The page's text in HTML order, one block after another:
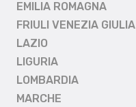
EMILIA ROMAGNA
FRIULI VENEZIA GIULIA
LAZIO
LIGURIA
LOMBARDIA
MARCHE